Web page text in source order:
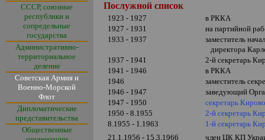
СССР, союзные
республики и
сопредельные
государства
Административно-
территориальное
деление
Советская Армия и
Военно-Морской
Флот
Дипломатические
представительства
Общественные
Послужной список
1923 - 1927
в РККА
1927 - 1931
на партийной
1933 - 1937
заместитель
директора
1937 - 1941
2-й секретарь
1941 - 1946
в РККА
1946
заместитель
1946 - 1947
заведующий
1947 - 1950
секретарь
1950 - 8.1955
2-й секретарь
8.1955 - 1.1963
1-й секретарь
21.1.1956 - 15.3.1966
член ЦК КП